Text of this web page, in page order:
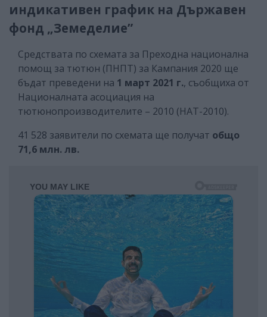
индикативен график на Държавен
фонд „Земеделие”
Средствата по схемата за Преходна национална
помощ за тютюн (ПНПТ) за Кампания 2020 ще
бъдат преведени на 1 март 2021 г., съобщиха от
Националната асоциация на
тютюнопроизводителите – 2010 (НАТ-2010).
41 528 заявители по схемата ще получат общо
71,6 млн. лв.